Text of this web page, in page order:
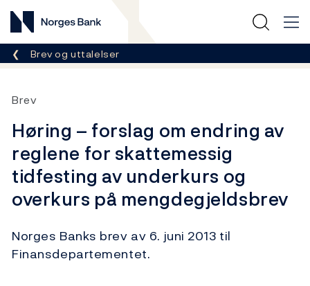
Norges Bank
Her er du nå:
Brev og uttalelser
Brev
Høring – forslag om endring av
reglene for skattemessig
tidfesting av underkurs og
overkurs på mengdegjeldsbrev
Norges Banks brev av 6. juni 2013 til
Finansdepartementet.